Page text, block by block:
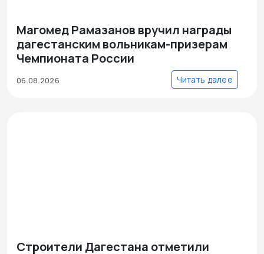
Магомед Рамазанов вручил награды
дагестанским вольникам-призерам
Чемпионата России
06.08.2026 Читать далее
Строители Дагестана отметили